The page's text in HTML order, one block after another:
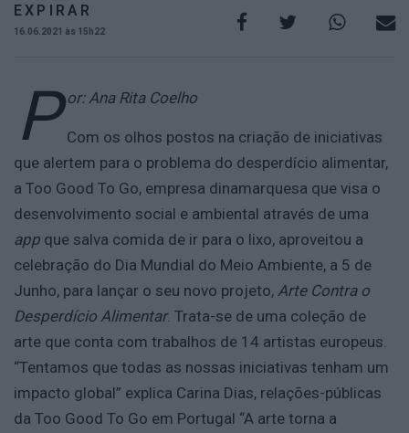
EXPIRAR
16.06.2021 às 15h22
P or: Ana Rita Coelho
Com os olhos postos na criação de iniciativas
que alertem para o problema do desperdício alimentar,
a Too Good To Go, empresa dinamarquesa que visa o
desenvolvimento social e ambiental através de uma
app que salva comida de ir para o lixo, aproveitou a
celebração do Dia Mundial do Meio Ambiente, a 5 de
Junho, para lançar o seu novo projeto, Arte Contra o
Desperdício Alimentar. Trata-se de uma coleção de
arte que conta com trabalhos de 14 artistas europeus.
“Tentamos que todas as nossas iniciativas tenham um
impacto global” explica Carina Dias, relações-públicas
da Too Good To Go em Portugal “A arte torna a